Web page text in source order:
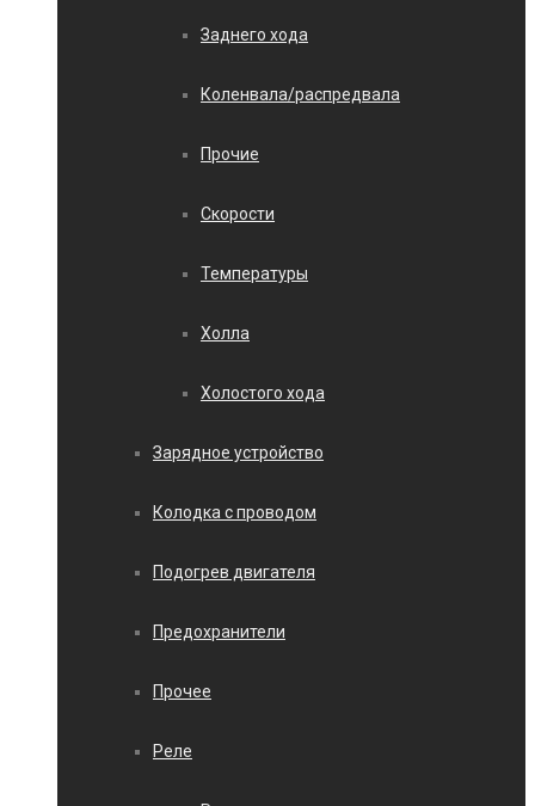
Заднего хода
Коленвала/распредвала
Прочие
Скорости
Температуры
Холла
Холостого хода
Зарядное устройство
Колодка с проводом
Подогрев двигателя
Предохранители
Прочее
Реле